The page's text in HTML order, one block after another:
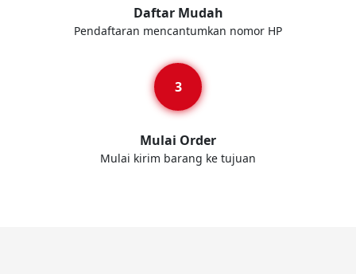
Daftar Mudah
Pendaftaran mencantumkan nomor HP
Mulai Order
Mulai kirim barang ke tujuan